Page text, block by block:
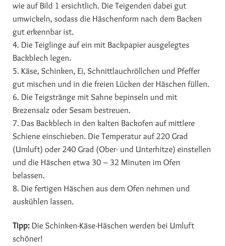
wie auf Bild 1 ersichtlich. Die Teigenden dabei gut
umwickeln, sodass die Häschenform nach dem Backen
gut erkennbar ist.
4. Die Teiglinge auf ein mit Backpapier ausgelegtes
Backblech legen.
5. Käse, Schinken, Ei, Schnittlauchröllchen und Pfeffer
gut mischen und in die freien Lücken der Häschen füllen.
6. Die Teigstränge mit Sahne bepinseln und mit
Brezensalz oder Sesam bestreuen.
7. Das Backblech in den kalten Backofen auf mittlere
Schiene einschieben. Die Temperatur auf 220 Grad
(Umluft) oder 240 Grad (Ober- und Unterhitze) einstellen
und die Häschen etwa 30 – 32 Minuten im Ofen
belassen.
8. Die fertigen Häschen aus dem Ofen nehmen und
auskühlen lassen.
Tipp: Die Schinken-Käse-Häschen werden bei Umluft
schöner!